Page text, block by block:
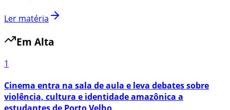
Ler matéria
Em Alta
1
Cinema entra na sala de aula e leva debates sobre
violência, cultura e identidade amazônica a